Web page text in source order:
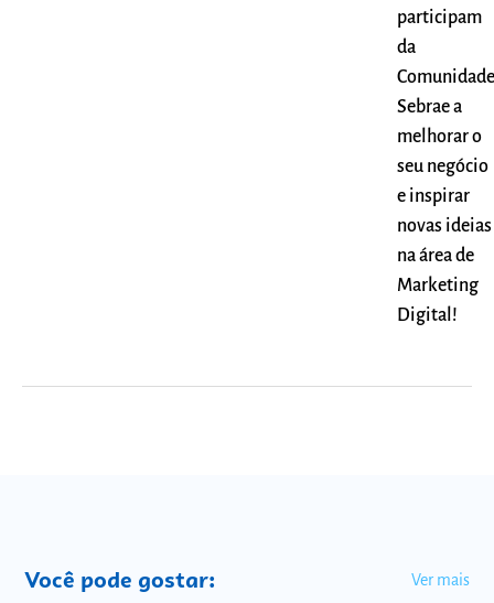
participam
da
Comunidade
Sebrae a
melhorar o
seu negócio
e inspirar
novas ideias
na área de
Marketing
Digital!
Você pode gostar: Ver mais